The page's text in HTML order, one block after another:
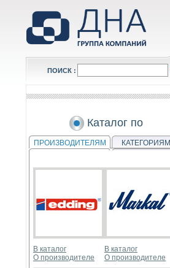
ПОИСК :
Каталог по
ПРОИЗВОДИТЕЛЯМ КАТЕГОРИЯМ
В каталог
О производителе
В каталог
О производителе